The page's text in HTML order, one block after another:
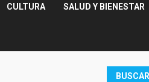
CULTURA SALUD Y BIENESTAR
BUSCAR